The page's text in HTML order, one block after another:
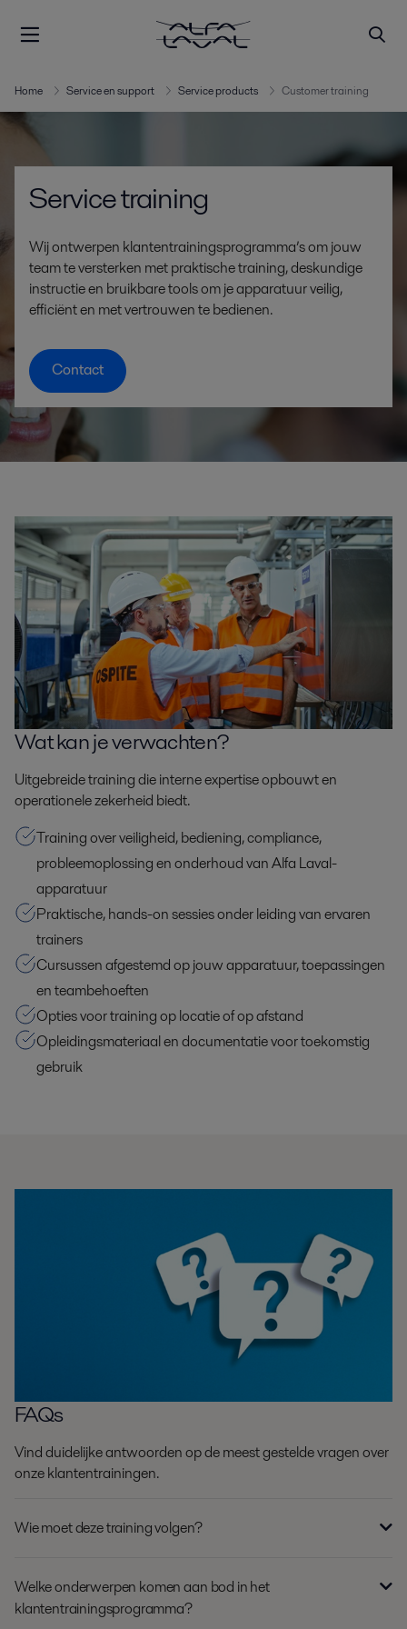
Home Service en support Service products Customer training
Service training
Wij ontwerpen klantentrainingsprogramma’s om jouw
team te versterken met praktische training, deskundige
instructie en bruikbare tools om je apparatuur veilig,
efficiënt en met vertrouwen te bedienen.
Contact
Wat kan je verwachten?
Uitgebreide training die interne expertise opbouwt en
operationele zekerheid biedt.
Training over veiligheid, bediening, compliance,
probleemoplossing en onderhoud van Alfa Laval-
apparatuur
Praktische, hands-on sessies onder leiding van ervaren
trainers
Cursussen afgestemd op jouw apparatuur, toepassingen
en teambehoeften
Opties voor training op locatie of op afstand
Opleidingsmateriaal en documentatie voor toekomstig
gebruik
FAQs
Vind duidelijke antwoorden op de meest gestelde vragen over
onze klantentrainingen.
Wie moet deze training volgen?
Welke onderwerpen komen aan bod in het
klantentrainingsprogramma?